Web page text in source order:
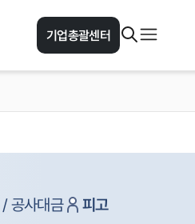
기업총괄센터
공사대금 피고